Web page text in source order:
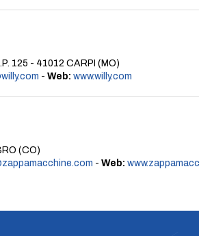
125 - 41012 CARPI (MO)
- Web: www.willy.com
(CO)
- Web: